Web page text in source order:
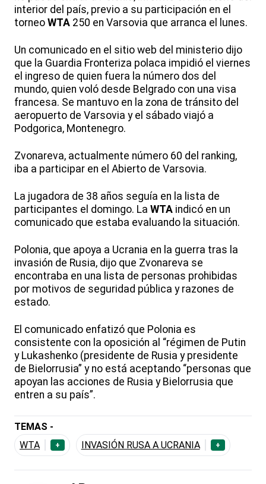
interior del país, previo a su participación en el
torneo WTA 250 en Varsovia que arranca el lunes.
Un comunicado en el sitio web del ministerio dijo
que la Guardia Fronteriza polaca impidió el viernes
el ingreso de quien fuera la número dos del
mundo, quien voló desde Belgrado con una visa
francesa. Se mantuvo en la zona de tránsito del
aeropuerto de Varsovia y el sábado viajó a
Podgorica, Montenegro.
Zvonareva, actualmente número 60 del ranking,
iba a participar en el Abierto de Varsovia.
La jugadora de 38 años seguía en la lista de
participantes el domingo. La WTA indicó en un
comunicado que estaba evaluando la situación.
Polonia, que apoya a Ucrania en la guerra tras la
invasión de Rusia, dijo que Zvonareva se
encontraba en una lista de personas prohibidas
por motivos de seguridad pública y razones de
estado.
El comunicado enfatizó que Polonia es
consistente con la oposición al “régimen de Putin
y Lukashenko (presidente de Rusia y presidente
de Bielorrusia” y no está aceptando “personas que
apoyan las acciones de Rusia y Bielorrusia que
entren a su país”.
TEMAS -
WTA
+ INVASIÓN RUSA A UCRANIA +